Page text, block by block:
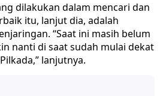
dilakukan dalam mencari dan
itu, lanjut dia, adalah
“Saat ini masih belum
nanti di saat sudah mulai dekat
lanjutnya.